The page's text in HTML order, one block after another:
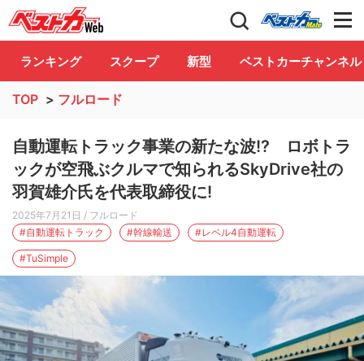
自動車情報誌「ベストカー」 Club
ランキング スクープ 新型 ベストカーチャンネル
TOP > フルロード
自動運転トラック事業の新たな波!? ロボトラ
ックが空飛ぶクルマで知られるSkyDrive社の
羽賀雄介氏を代表取締役に!
2025年7月21日 / フルロード
#自動運転トラック
#幹線輸送 #レベル4自動運転
#TuSimple